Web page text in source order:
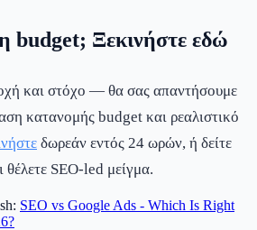
budget; Ξεκινήστε εδώ
και στόχο — θα σας απαντήσουμε
κατανομής budget και ρεαλιστικό
δωρεάν εντός 24 ωρών, ή δείτε
θέλετε SEO-led μείγμα.
SEO vs Google Ads - Which Is Right